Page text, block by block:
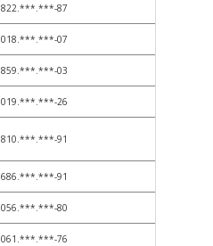
822.***.***-87
018.***.***-07
859.***.***-03
019.***.***-26
810.***.***-91
686.***.***-91
056.***.***-80
061.***.***-76